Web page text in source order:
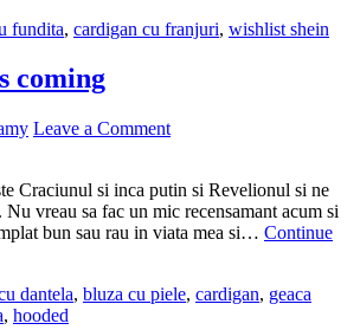
fundita, cardigan cu franjuri, wishlist shein
coming
Leave a Comment
Craciunul si inca putin si Revelionul si ne
Nu vreau sa fac un mic recensamant acum si
bun sau rau in viata mea si… Continue
dantela, bluza cu piele, cardigan, geaca
, hooded